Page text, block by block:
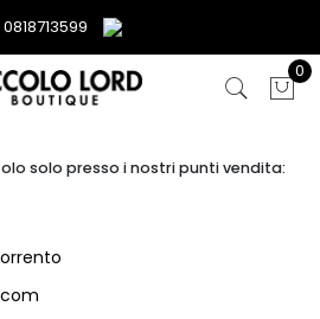
0818713599
0
solo presso i nostri punti vendita: